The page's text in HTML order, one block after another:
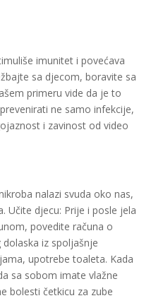
imunitet i povećava
sa djecom, boravite sa
primeru vide da je to
ne samo infekcije,
i zavinost od video
nalazi svuda oko nas,
Učite djecu: Prije i posle jela
povedite računa o
iz spoljašnje
upotrebe toaleta. Kada
sa sobom imate vlažne
bolesti četkicu za zube